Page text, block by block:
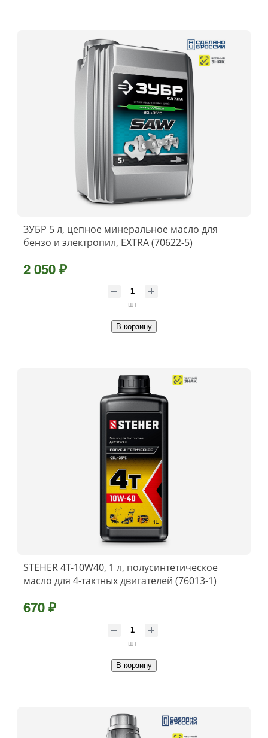
ЗУБР 5 л, цепное минеральное масло для
бензо и электропил, EXTRA (70622-5)
2 050 ₽
шт
В корзину
STEHER 4Т-10W40, 1 л, полусинтетическое
масло для 4-тактных двигателей (76013-1)
670 ₽
шт
В корзину